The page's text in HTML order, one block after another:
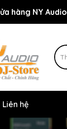
hàng NY
khuyến mãi
Liên hệ